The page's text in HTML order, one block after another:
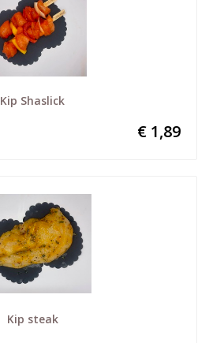
Kip Shaslick
€ 1,89
Kip steak